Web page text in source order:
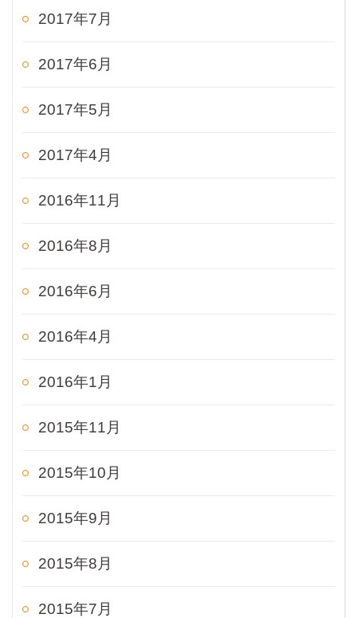
2017年7月
2017年6月
2017年5月
2017年4月
2016年11月
2016年8月
2016年6月
2016年4月
2016年1月
2015年11月
2015年10月
2015年9月
2015年8月
2015年7月